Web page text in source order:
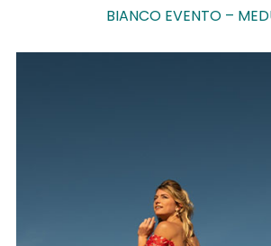
BIANCO EVENTO –